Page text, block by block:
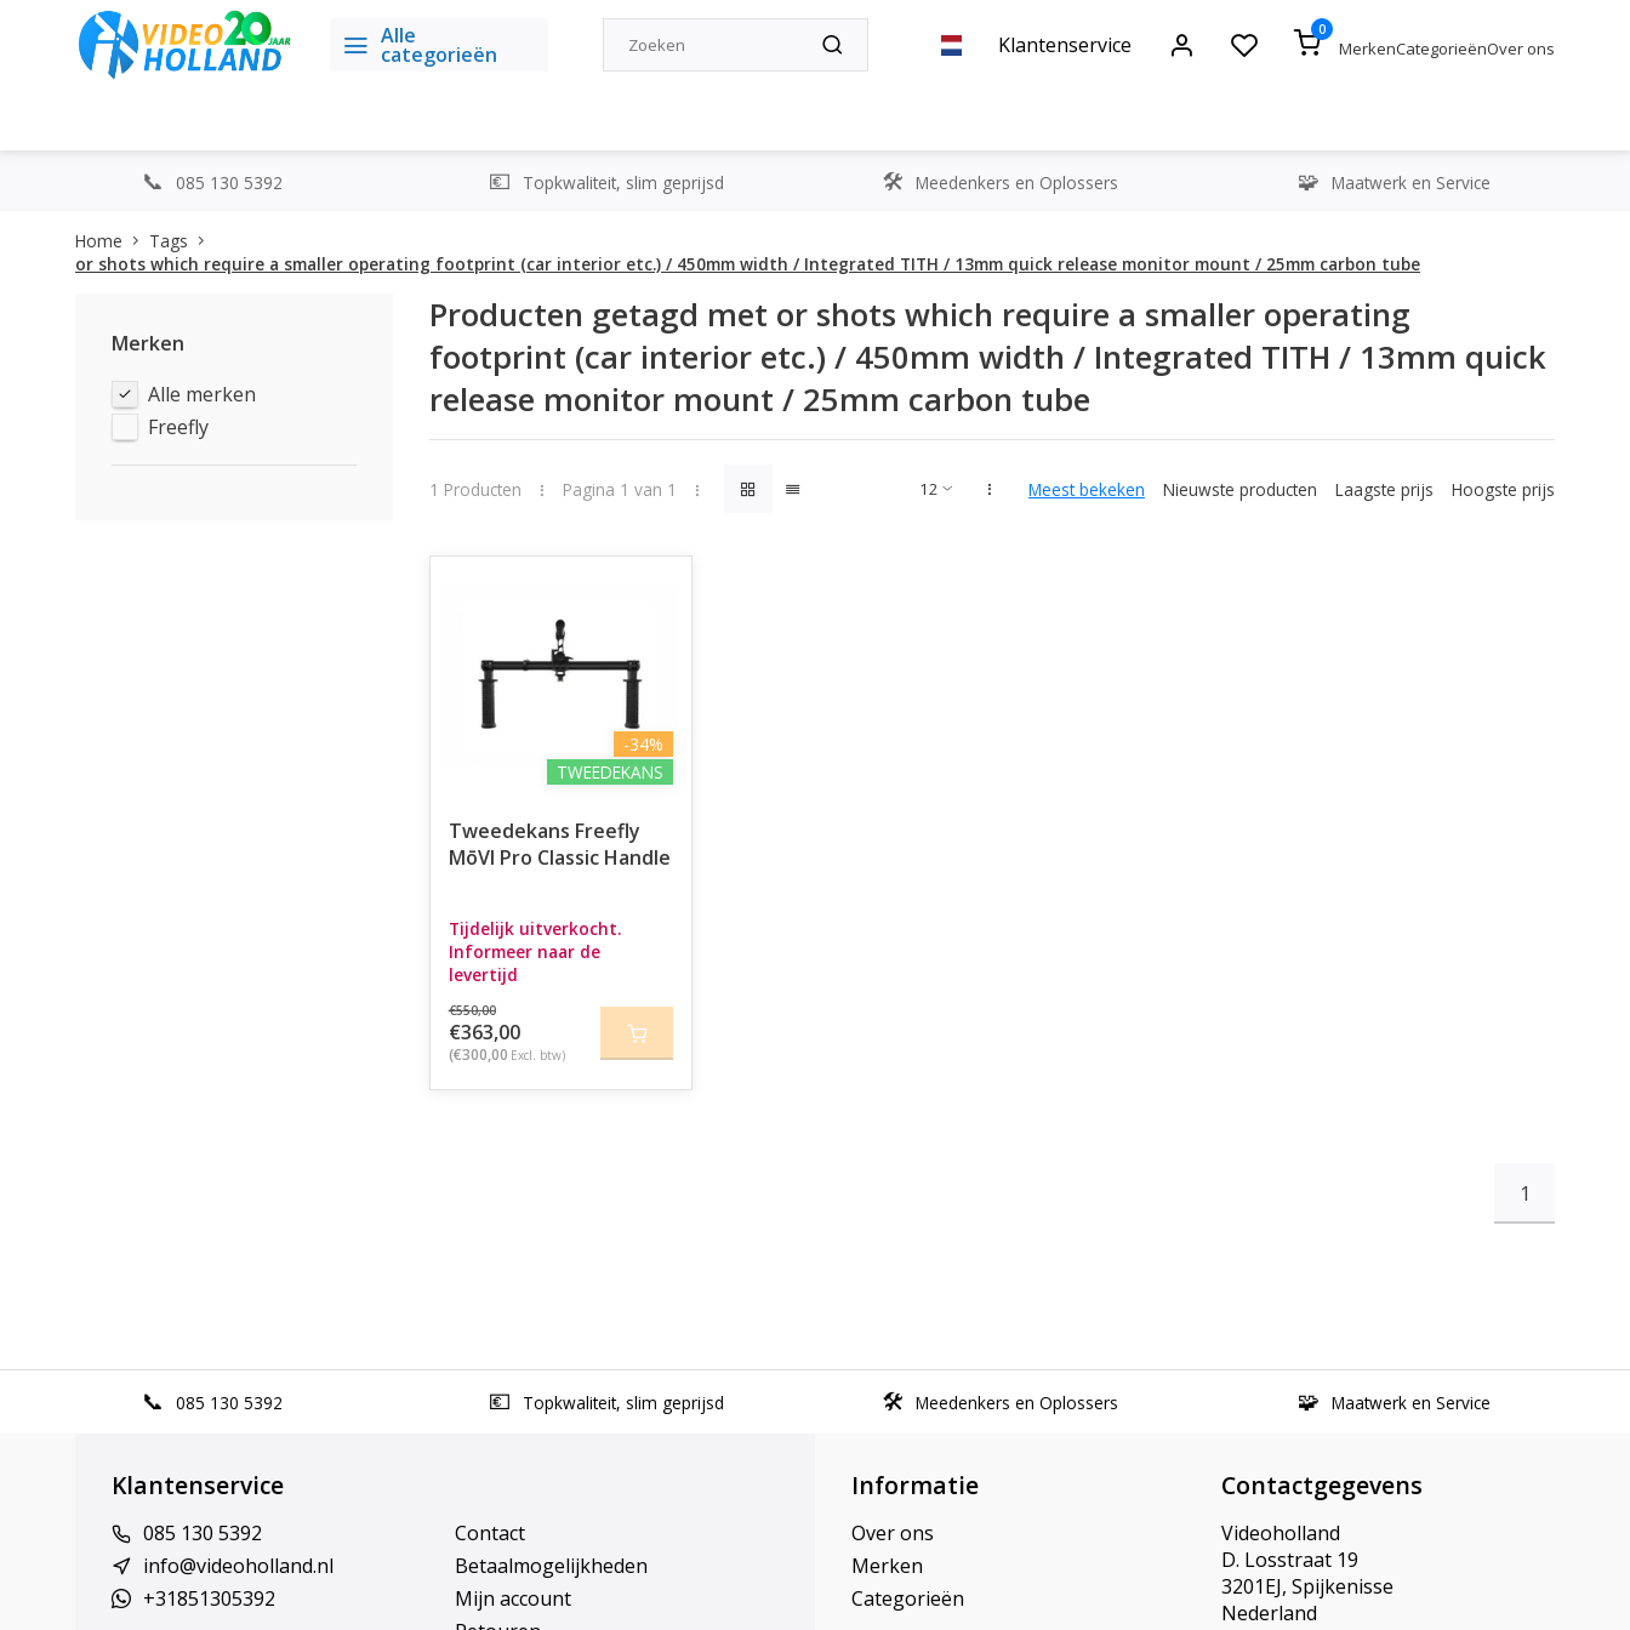
Alle
categorieën Klantenservice
0
MerkenCategorieënOver ons
085 130 5392 Topkwaliteit, slim geprijsd Meedenkers en Oplossers Maatwerk en Service
Home
Tags
or shots which require a smaller operating footprint (car interior etc.) / 450mm width / Integrated TITH / 13mm quick release monitor mount / 25mm carbon tube
Merken
Alle merken
Freefly
Producten getagd met or shots which require a smaller operating
footprint (car interior etc.) / 450mm width / Integrated TITH / 13mm quick
release monitor mount / 25mm carbon tube
1 Producten Pagina 1 van 1 Meest bekeken Nieuwste producten Laagste prijs Hoogste prijs
-34%
TWEEDEKANS
Tweedekans Freefly
MōVI Pro Classic Handle
Tijdelijk uitverkocht.
Informeer naar de
levertijd
€550,00
€363,00
(€300,00 Excl. btw)
1
085 130 5392 Topkwaliteit, slim geprijsd Meedenkers en Oplossers Maatwerk en Service
Klantenservice
085 130 5392
info@videoholland.nl
+31851305392
Contact
Betaalmogelijkheden
Mijn account
Informatie
Over ons
Merken
Categorieën
Contactgegevens
Videoholland
D. Losstraat 19
3201EJ, Spijkenisse
Nederland